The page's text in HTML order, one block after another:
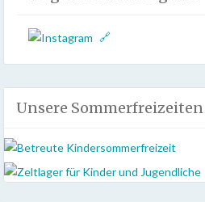
Unsere Sommerfreizeiten